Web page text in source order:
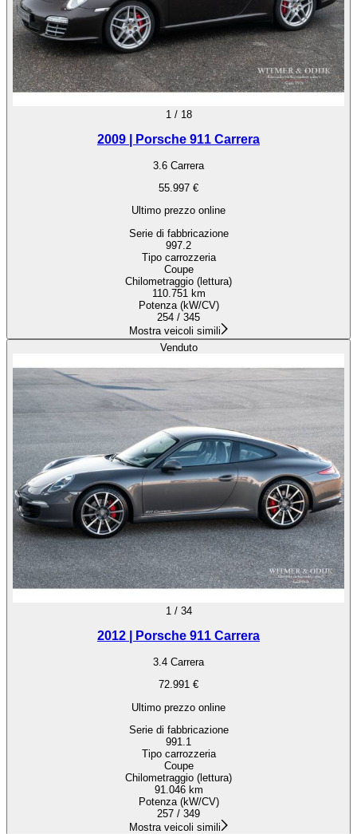
1 / 18
2009 | Porsche 911 Carrera
3.6 Carrera
55.997 €
Ultimo prezzo online
Serie di fabbricazione
997.2
Tipo carrozzeria
Coupe
Chilometraggio (lettura)
110.751 km
Potenza (kW/CV)
254 / 345
Mostra veicoli simili
Venduto
1 / 34
2012 | Porsche 911 Carrera
3.4 Carrera
72.991 €
Ultimo prezzo online
Serie di fabbricazione
991.1
Tipo carrozzeria
Coupe
Chilometraggio (lettura)
91.046 km
Potenza (kW/CV)
257 / 349
Mostra veicoli simili